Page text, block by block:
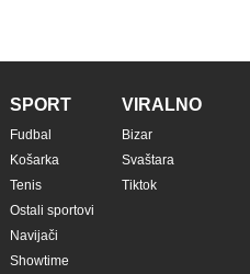
SPORT
Fudbal
Košarka
Tenis
Ostali sportovi
Navijači
Showtime
VIRALNO
Bizar
Svaštara
Tiktok